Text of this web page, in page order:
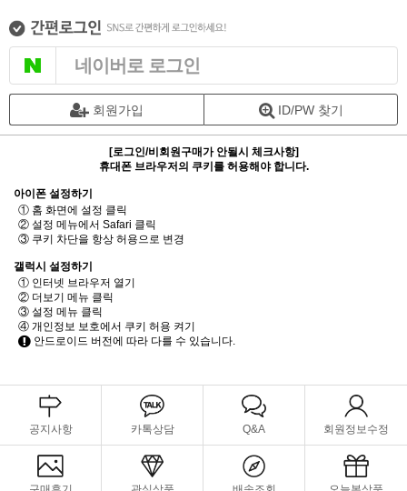
네이버로 로그인
회원가입 ID/PW 찾기
[로그인/비회원구매가 안될시 체크사항]
휴대폰 브라우저의 쿠키를 허용해야 합니다.
아이폰 설정하기
① 홈 화면에 설정 클릭
② 설정 메뉴에서 Safari 클릭
③ 쿠키 차단을 항상 허용으로 변경
갤럭시 설정하기
① 인터넷 브라우저 열기
② 더보기 메뉴 클릭
③ 설정 메뉴 클릭
④ 개인정보 보호에서 쿠키 허용 켜기
안드로이드 버전에 따라 다를 수 있습니다.
공지사항 카톡상담 Q&A 회원정보수정